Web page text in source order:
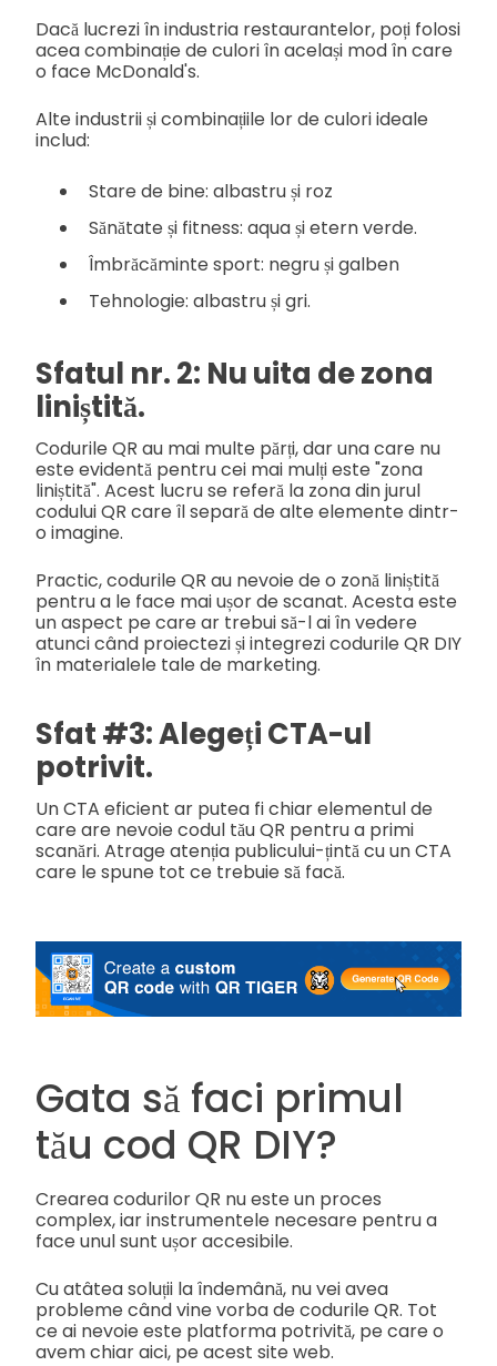
Dacă lucrezi în industria restaurantelor, poți folosi
acea combinație de culori în același mod în care
o face McDonald's.
Alte industrii și combinațiile lor de culori ideale
includ:
Stare de bine: albastru și roz
Sănătate și fitness: aqua și etern verde.
Îmbrăcăminte sport: negru și galben
Tehnologie: albastru și gri.
Sfatul nr. 2: Nu uita de zona
liniștită.
Codurile QR au mai multe părți, dar una care nu
este evidentă pentru cei mai mulți este "zona
liniștită". Acest lucru se referă la zona din jurul
codului QR care îl separă de alte elemente dintr-
o imagine.
Practic, codurile QR au nevoie de o zonă liniștită
pentru a le face mai ușor de scanat. Acesta este
un aspect pe care ar trebui să-l ai în vedere
atunci când proiectezi și integrezi codurile QR DIY
în materialele tale de marketing.
Sfat #3: Alegeți CTA-ul
potrivit.
Un CTA eficient ar putea fi chiar elementul de
care are nevoie codul tău QR pentru a primi
scanări. Atrage atenția publicului-țintă cu un CTA
care le spune tot ce trebuie să facă.
Gata să faci primul
tău cod QR DIY?
Crearea codurilor QR nu este un proces
complex, iar instrumentele necesare pentru a
face unul sunt ușor accesibile.
Cu atâtea soluții la îndemână, nu vei avea
probleme când vine vorba de codurile QR. Tot
ce ai nevoie este platforma potrivită, pe care o
avem chiar aici, pe acest site web.